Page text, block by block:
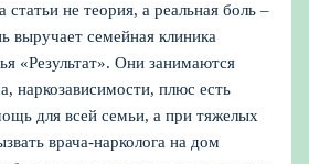
статьи не теория, а реальная боль –
выручает семейная клиника
«Результат». Они занимаются
наркозависимости, плюс есть
для всей семьи, а при тяжелых
врача‑нарколога на дом